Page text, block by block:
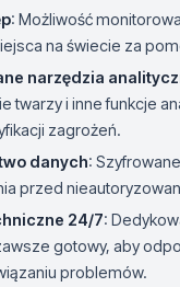
: Możliwość
na świecie za
narzędzia
twarzy i inne funkcje
zagrożeń.
danych:
przed
24/7:
gotowy, aby
problemów.